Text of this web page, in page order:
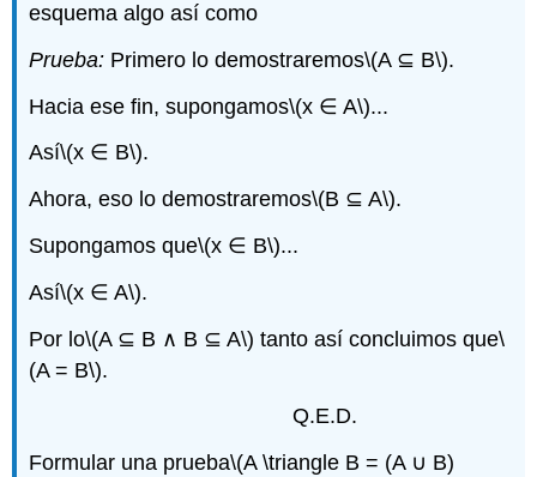
esquema algo así como
Prueba: Primero lo demostraremos\(A ⊆ B\).
Hacia ese fin, supongamos\(x ∈ A\)...
Así\(x ∈ B\).
Ahora, eso lo demostraremos\(B ⊆ A\).
Supongamos que\(x ∈ B\)...
Así\(x ∈ A\).
Por lo\(A ⊆ B ∧ B ⊆ A\) tanto así concluimos que\
(A = B\).
Q.E.D.
Formular una prueba\(A \triangle B = (A ∪ B)